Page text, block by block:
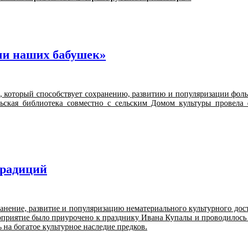
наших бабушек»
способствует сохранению, развитию и популяризации
библиотека совместно с сельским Домом культуры провела
развитие и популяризацию нематериального культурного
было приурочено к празднику Ивана Купалы и
богатое культурное наследие предков.